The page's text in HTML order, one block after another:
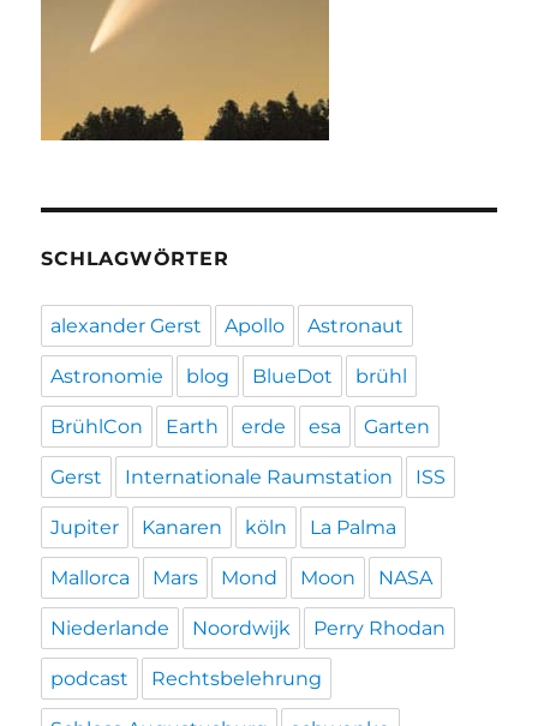
SCHLAGWÖRTER
alexander Gerst Apollo Astronaut
Astronomie blog BlueDot brühl
BrühlCon Earth erde esa Garten
Gerst Internationale Raumstation ISS
Jupiter Kanaren köln La Palma
Mallorca Mars Mond Moon NASA
Niederlande Noordwijk Perry Rhodan
podcast Rechtsbelehrung